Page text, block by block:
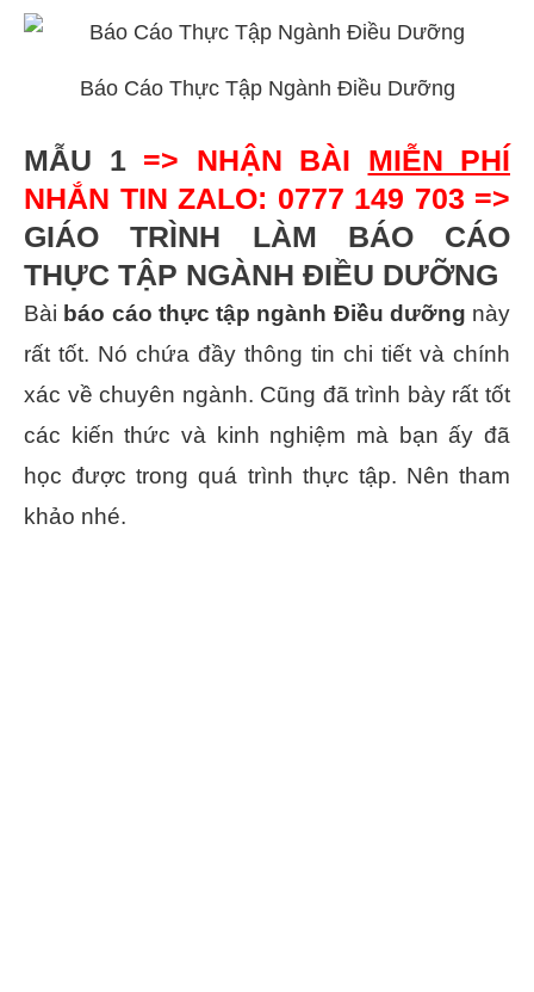
Báo Cáo Thực Tập Ngành Điều Dưỡng
MẪU 1 => NHẬN BÀI MIỄN PHÍ
NHẮN TIN ZALO: 0777 149 703 =>
GIÁO TRÌNH LÀM BÁO CÁO
THỰC TẬP NGÀNH ĐIỀU DƯỠNG
Bài báo cáo thực tập ngành Điều dưỡng này
rất tốt. Nó chứa đầy thông tin chi tiết và chính
xác về chuyên ngành. Cũng đã trình bày rất tốt
các kiến thức và kinh nghiệm mà bạn ấy đã
học được trong quá trình thực tập. Nên tham
khảo nhé.